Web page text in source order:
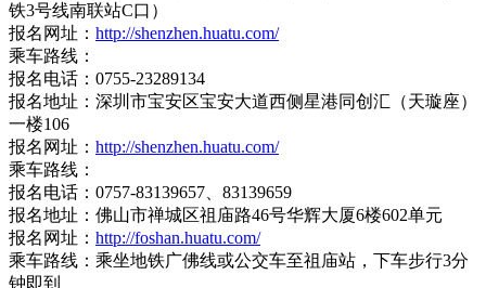
铁3号线南联站C口）
报名网址： http://shenzhen.huatu.com/
乘车路线：
报名电话：0755-23289134
报名地址：深圳市宝安区宝安大道西侧星港同创汇（天璇座）
一楼106
报名网址： http://shenzhen.huatu.com/
乘车路线：
报名电话：0757-83139657、83139659
报名地址：佛山市禅城区祖庙路46号华辉大厦6楼602单元
报名网址： http://foshan.huatu.com/
乘车路线：乘坐地铁广佛线或公交车至祖庙站，下车步行3分
钟即到